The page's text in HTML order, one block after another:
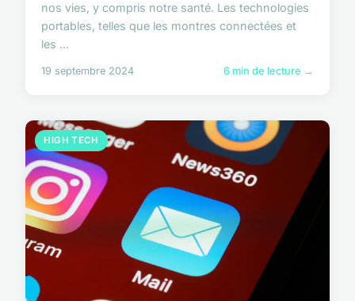
nos vies, y compris notre santé. Les technologies
portables, telles que les montres connectées et
les ...
19 septembre 2024 6 min de lecture →
HIGH TECH